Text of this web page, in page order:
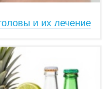
и их лечение